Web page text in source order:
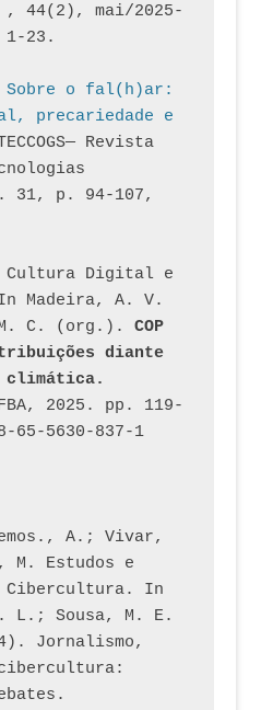
44(2), mai/2025-
1-23.
Sobre o fal(h)ar:
precariedade e
Revista
31, p. 94-107,
Cultura Digital e
Madeira, A. V.
C. (org.). COP
diante
climática.
2025. pp. 119-
65-5630-837-1
A.; Vivar,
Estudos e
Cibercultura. In
L.; Sousa, M. E.
Jornalismo,